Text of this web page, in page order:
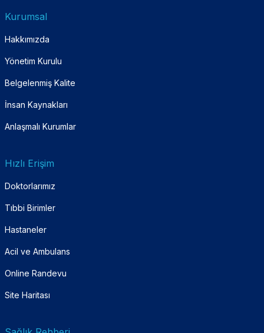
Kurumsal
Hakkımızda
Yönetim Kurulu
Belgelenmiş Kalite
İnsan Kaynakları
Anlaşmalı Kurumlar
Hızlı Erişim
Doktorlarımız
Tıbbi Birimler
Hastaneler
Acil ve Ambulans
Online Randevu
Site Haritası